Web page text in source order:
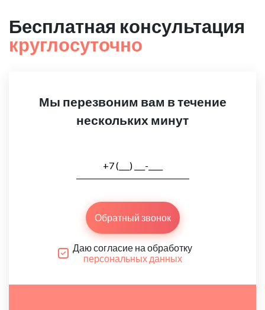
Бесплатная консультация
круглосуточно
Мы перезвоним вам в течение
нескольких минут
Обратный звонок
Даю согласие на обработку
персональных данных